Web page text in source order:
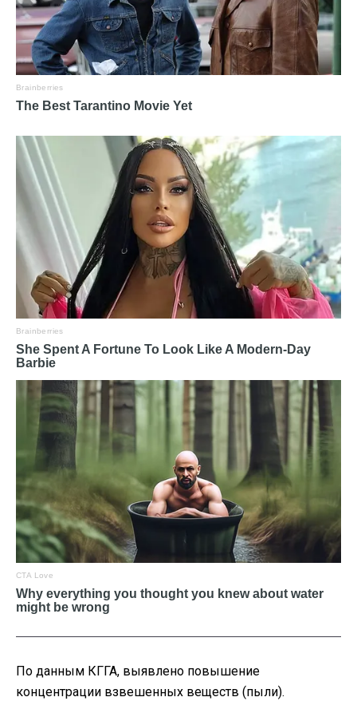
По данным КГГА, выявлено повышение
концентрации взвешенных веществ (пыли).